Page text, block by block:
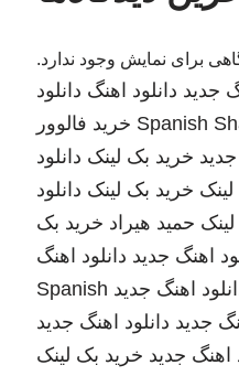
برای نمایش وجود ندارد.
جدید دانلود اهنگ دانلود
Spanish خرید فالوور
خرید بک لینک دانلود
خرید بک لینک دانلود
حمید هیراد خرید بک
اهنگ جدید دانلود اهنگ
اهنگ جدید Spanish
جدید دانلود اهنگ جدید
اهنگ جدید خرید بک لینک